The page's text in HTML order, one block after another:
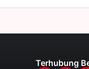
Terhubung